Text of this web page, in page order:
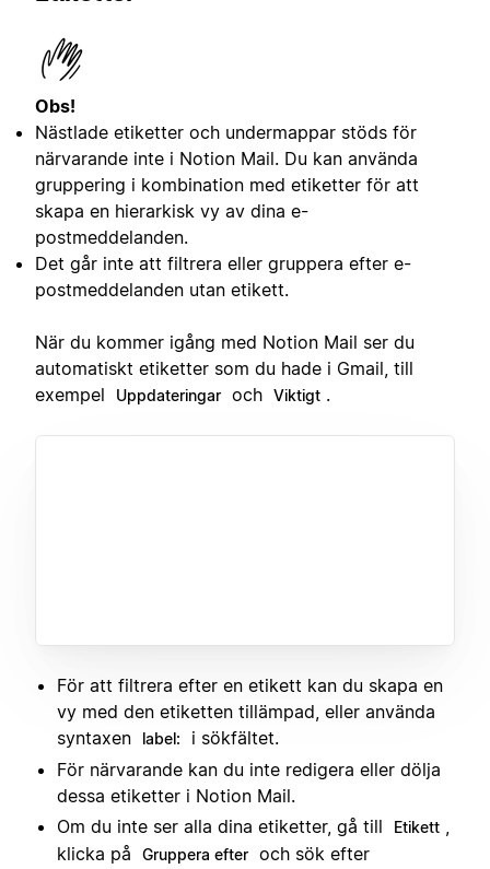
Obs!
Nästlade etiketter och undermappar stöds för
närvarande inte i Notion Mail. Du kan använda
gruppering i kombination med etiketter för att
skapa en hierarkisk vy av dina e-
postmeddelanden.
Det går inte att filtrera eller gruppera efter e-
postmeddelanden utan etikett.
När du kommer igång med Notion Mail ser du
automatiskt etiketter som du hade i Gmail, till
exempel
Uppdateringar och Viktigt .
För att filtrera efter en etikett kan du skapa en
vy med den etiketten tillämpad, eller använda
syntaxen
label:
i sökfältet.
För närvarande kan du inte redigera eller dölja
dessa etiketter i Notion Mail.
Om du inte ser alla dina etiketter, gå till
Etikett ,
klicka på
Gruppera efter och sök efter